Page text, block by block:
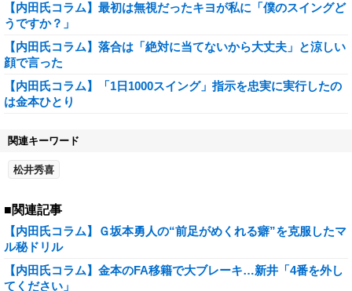
【内田氏コラム】最初は無視だったキヨが私に「僕のスイングど
うですか？」
【内田氏コラム】落合は「絶対に当てないから大丈夫」と涼しい
顔で言った
【内田氏コラム】「1日1000スイング」指示を忠実に実行したの
は金本ひとり
関連キーワード
松井秀喜
■関連記事
【内田氏コラム】Ｇ坂本勇人の“前足がめくれる癖”を克服したマ
ル秘ドリル
【内田氏コラム】金本のFA移籍で大ブレーキ…新井「4番を外し
てください」